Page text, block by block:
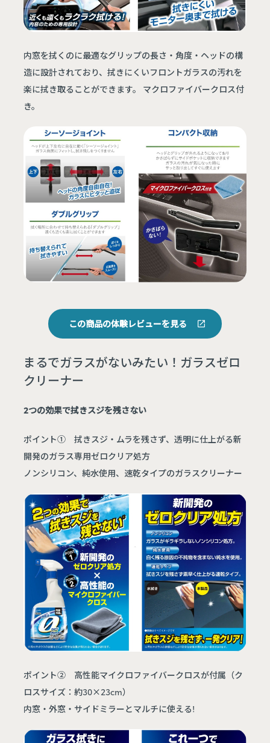
内窓を拭くのに最適なグリップの長さ・角度・ヘッドの構
造に設計されており、拭きにくいフロントガラスの汚れを
楽に拭き取ることができます。 マクロファイバークロス付
き。
この商品の体験レビューを見る
まるでガラスがないみたい！ガラスゼロ
クリーナー
2つの効果で拭きスジを残さない
ポイント① 拭きスジ・ムラを残さず、透明に仕上がる新
開発のガラス専用ゼロクリア処方
ノンシリコン、純水使用、速乾タイプのガラスクリーナー
ポイント② 高性能マイクロファイバークロスが付属（ク
ロスサイズ：約30×23cm）
内窓・外窓・サイドミラーとマルチに使える!